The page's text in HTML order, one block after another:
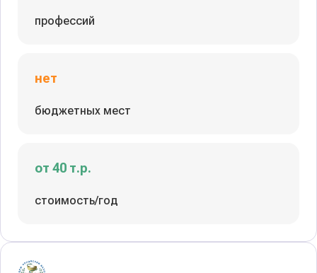
профессий
нет
бюджетных мест
от 40 т.р.
стоимость/год